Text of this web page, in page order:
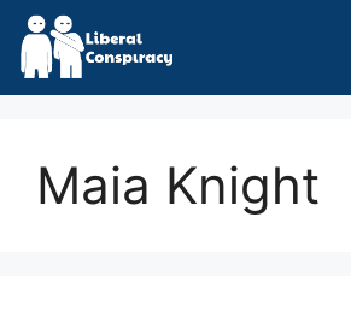
Skip
content
Maia Knight